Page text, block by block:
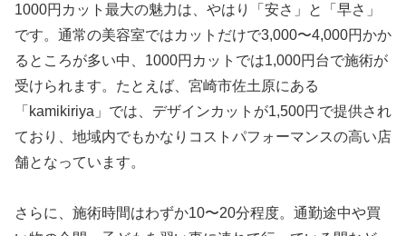
1000円カット最大の魅力は、やはり「安さ」と「早さ」
です。通常の美容室ではカットだけで3,000〜4,000円かか
るところが多い中、1000円カットでは1,000円台で施術が
受けられます。たとえば、宮崎市佐土原にある
「kamikiriya」では、デザインカットが1,500円で提供され
ており、地域内でもかなりコストパフォーマンスの高い店
舗となっています。
さらに、施術時間はわずか10〜20分程度。通勤途中や買